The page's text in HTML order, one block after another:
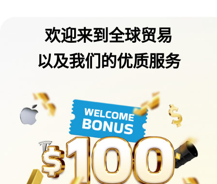
欢迎来到全球贸易
以及我们的优质服务